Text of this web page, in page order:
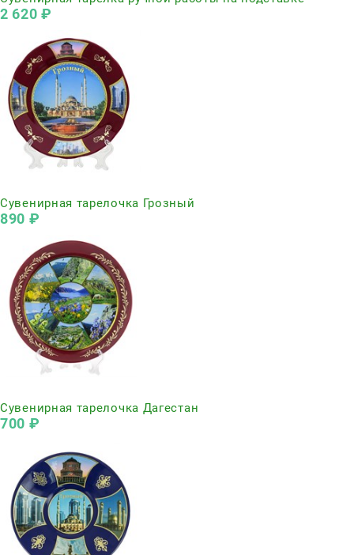
2 620 ₽
Сувенирная тарелочка Грозный
890 ₽
Сувенирная тарелочка Дагестан
700 ₽